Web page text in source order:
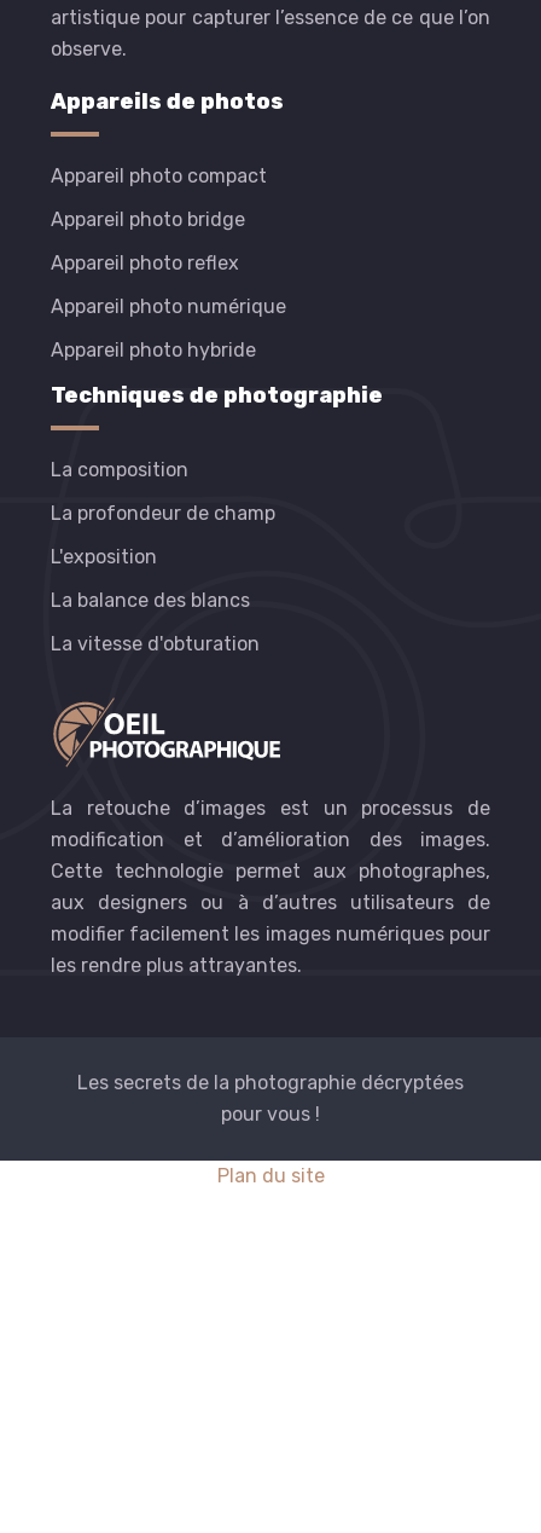
artistique pour capturer l’essence de ce que l’on
observe.
Appareils de photos
Appareil photo compact
Appareil photo bridge
Appareil photo reflex
Appareil photo numérique
Appareil photo hybride
Techniques de photographie
La composition
La profondeur de champ
L'exposition
La balance des blancs
La vitesse d'obturation
La retouche d’images est un processus de
modification et d’amélioration des images.
Cette technologie permet aux photographes,
aux designers ou à d’autres utilisateurs de
modifier facilement les images numériques pour
les rendre plus attrayantes.
Les secrets de la photographie décryptées
pour vous !
Plan du site